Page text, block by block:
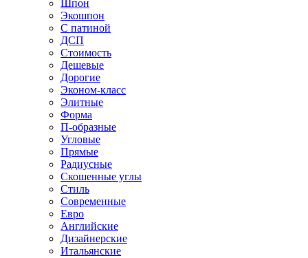
Шпон
Экошпон
С патиной
ДСП
Стоимость
Дешевые
Дорогие
Эконом-класс
Элитные
Форма
П-образные
Угловые
Прямые
Радиусные
Скошенные углы
Стиль
Современные
Евро
Английские
Дизайнерские
Итальянские